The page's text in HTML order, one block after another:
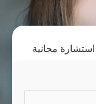
استشارة مجانية